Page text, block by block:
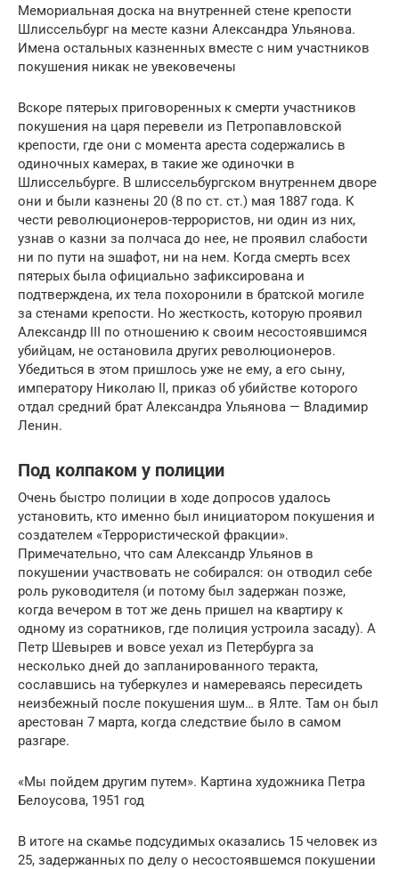
Мемориальная доска на внутренней стене крепости
Шлиссельбург на месте казни Александра Ульянова.
Имена остальных казненных вместе с ним участников
покушения никак не увековечены
Вскоре пятерых приговоренных к смерти участников
покушения на царя перевели из Петропавловской
крепости, где они с момента ареста содержались в
одиночных камерах, в такие же одиночки в
Шлиссельбурге. В шлиссельбургском внутреннем дворе
они и были казнены 20 (8 по ст. ст.) мая 1887 года. К
чести революционеров-террористов, ни один из них,
узнав о казни за полчаса до нее, не проявил слабости
ни по пути на эшафот, ни на нем. Когда смерть всех
пятерых была официально зафиксирована и
подтверждена, их тела похоронили в братской могиле
за стенами крепости. Но жесткость, которую проявил
Александр III по отношению к своим несостоявшимся
убийцам, не остановила других революционеров.
Убедиться в этом пришлось уже не ему, а его сыну,
императору Николаю II, приказ об убийстве которого
отдал средний брат Александра Ульянова — Владимир
Ленин.
Под колпаком у полиции
Очень быстро полиции в ходе допросов удалось
установить, кто именно был инициатором покушения и
создателем «Террористической фракции».
Примечательно, что сам Александр Ульянов в
покушении участвовать не собирался: он отводил себе
роль руководителя (и потому был задержан позже,
когда вечером в тот же день пришел на квартиру к
одному из соратников, где полиция устроила засаду). А
Петр Шевырев и вовсе уехал из Петербурга за
несколько дней до запланированного теракта,
сославшись на туберкулез и намереваясь пересидеть
неизбежный после покушения шум… в Ялте. Там он был
арестован 7 марта, когда следствие было в самом
разгаре.
«Мы пойдем другим путем». Картина художника Петра
Белоусова, 1951 год
В итоге на скамье подсудимых оказались 15 человек из
25, задержанных по делу о несостоявшемся покушении